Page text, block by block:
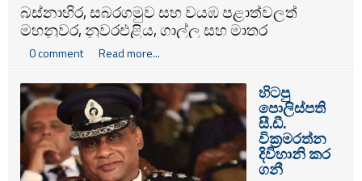
බස්නාහිර, සබරගමුව සහ වයඹ පළාත්වලත්
මහනුවර, නුවරඑළිය, ගාල්ල සහ මාතර
දිස්ත්‍රික්කවල අද (17) වැසි ස්වල්පයක් ඇති විය හැකි
බව කාලගුණ විද්‍යා දෙපාර්තමේන්තුව නිවේදනය
කරයි.
0 comment Read more...
හිටපු
පොලිස්පති
සී.ඩී.
වික්‍රමරත්න
දිවිහානි කර
ගනී